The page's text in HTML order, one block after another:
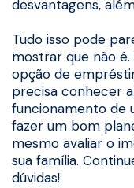
desvantagens,
Tudo isso pode
mostrar que não
opção de
precisa conhecer
funcionamento de
fazer um bom
mesmo avaliar o
sua família.
dúvidas!